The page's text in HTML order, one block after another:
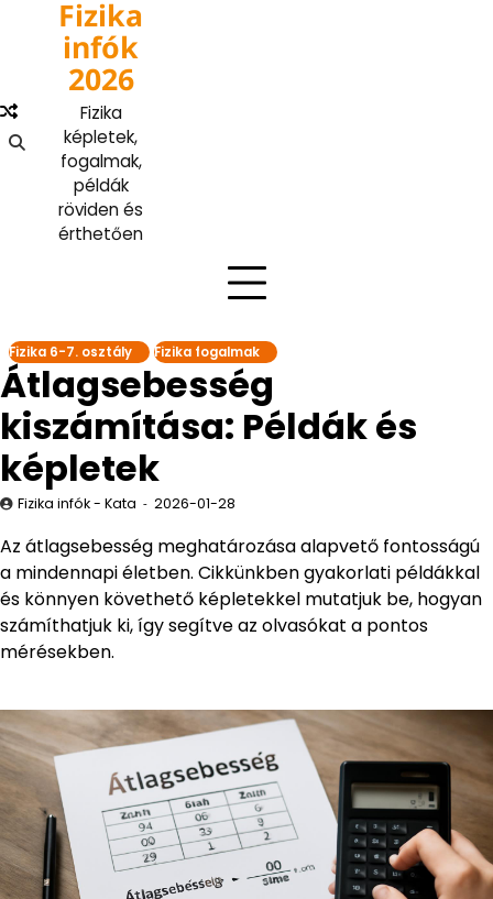
content
Fizika
infók
2026
Fizika
képletek,
fogalmak,
példák
röviden és
érthetően
Fizika 6-7. osztály Fizika fogalmak
Átlagsebesség
kiszámítása: Példák és
képletek
Fizika infók - Kata 2026-01-28
Az átlagsebesség meghatározása alapvető fontosságú
a mindennapi életben. Cikkünkben gyakorlati példákkal
és könnyen követhető képletekkel mutatjuk be, hogyan
számíthatjuk ki, így segítve az olvasókat a pontos
mérésekben.